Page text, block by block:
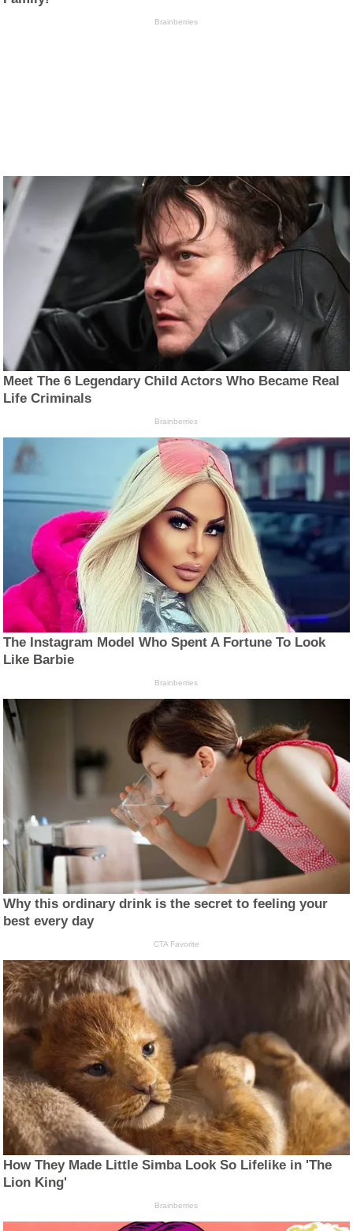
Brainberries
Meet The 6 Legendary Child Actors Who Became Real
Life Criminals
Brainberries
The Instagram Model Who Spent A Fortune To Look
Like Barbie
Brainberries
Why this ordinary drink is the secret to feeling your
best every day
CTA Favorite
How They Made Little Simba Look So Lifelike in 'The
Lion King'
Brainberries